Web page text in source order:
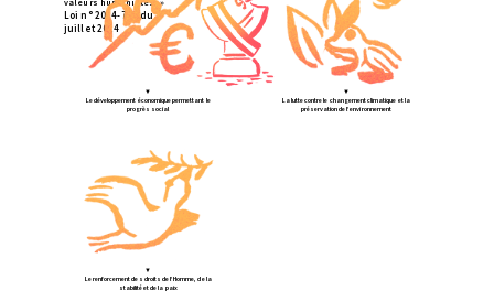
Loi n° 2014-773 du 7
juillet 2014
▼
Le développement économique permettant le
progrès social
▼
La lutte contre le changement climatique et la
préservation de l’environnement
▼
Le renforcement des droits de l’Homme, de la
stabilité et de la paix